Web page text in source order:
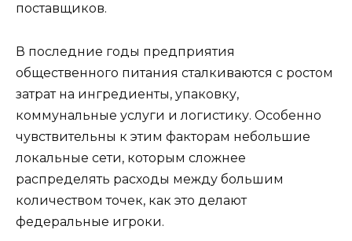
поставщиков.
В последние годы предприятия
общественного питания сталкиваются с ростом
затрат на ингредиенты, упаковку,
коммунальные услуги и логистику. Особенно
чувствительны к этим факторам небольшие
локальные сети, которым сложнее
распределять расходы между большим
количеством точек, как это делают
федеральные игроки.